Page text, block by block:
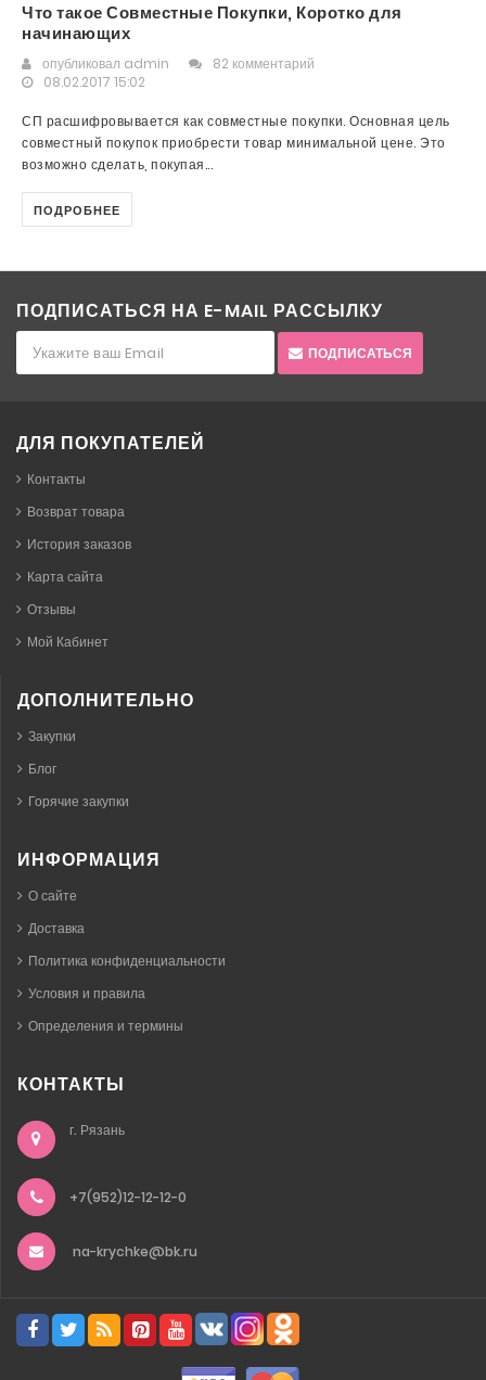
Что такое Совместные Покупки, Коротко для
начинающих
опубликовал admin
82 комментарий
08.02.2017 15:02
СП расшифровывается как совместные покупки. Основная цель
совместный покупок приобрести товар минимальной цене. Это
возможно сделать, покупая...
ПОДРОБНЕЕ
ПОДПИСАТЬСЯ НА E-MAIL РАССЫЛКУ
ПОДПИСАТЬСЯ
ДЛЯ ПОКУПАТЕЛЕЙ
Контакты
Возврат товара
История заказов
Карта сайта
Отзывы
Мой Кабинет
ДОПОЛНИТЕЛЬНО
Закупки
Блог
Горячие закупки
ИНФОРМАЦИЯ
О сайте
Доставка
Политика конфиденциальности
Условия и правила
Определения и термины
КОНТАКТЫ
г. Рязань
+7(952)12-12-12-0
na-krychke@bk.ru